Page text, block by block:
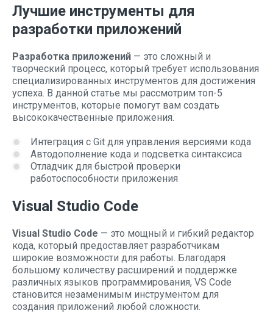
Лучшие инструменты для
разработки приложений
Разработка приложений — это сложный и
творческий процесс, который требует использования
специализированных инструментов для достижения
успеха. В данной статье мы рассмотрим топ-5
инструментов, которые помогут вам создать
высококачественные приложения.
Интеграция с Git для управления версиями кода
Автодополнение кода и подсветка синтаксиса
Отладчик для быстрой проверки
работоспособности приложения
Visual Studio Code
Visual Studio Code — это мощный и гибкий редактор
кода, который предоставляет разработчикам
широкие возможности для работы. Благодаря
большому количеству расширений и поддержке
различных языков программирования, VS Code
становится незаменимым инструментом для
создания приложений любой сложности.